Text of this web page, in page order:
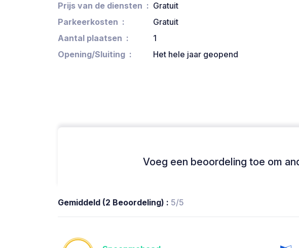
Prijs van de diensten
Gratuit
Parkeerkosten
Gratuit
Aantal plaatsen
1
Opening/Sluiting
Het hele jaar geopend
Voeg een beoordeling toe om
Gemiddeld (2 Beoordeling) : 5/5